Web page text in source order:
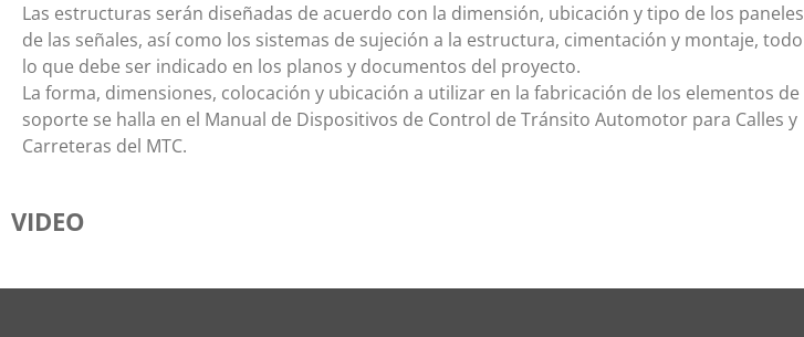
Las estructuras serán diseñadas de acuerdo con la dimensión, ubicación y tipo de los paneles
de las señales, así como los sistemas de sujeción a la estructura, cimentación y montaje, todo
lo que debe ser indicado en los planos y documentos del proyecto.
La forma, dimensiones, colocación y ubicación a utilizar en la fabricación de los elementos de
soporte se halla en el Manual de Dispositivos de Control de Tránsito Automotor para Calles y
Carreteras del MTC.
VIDEO